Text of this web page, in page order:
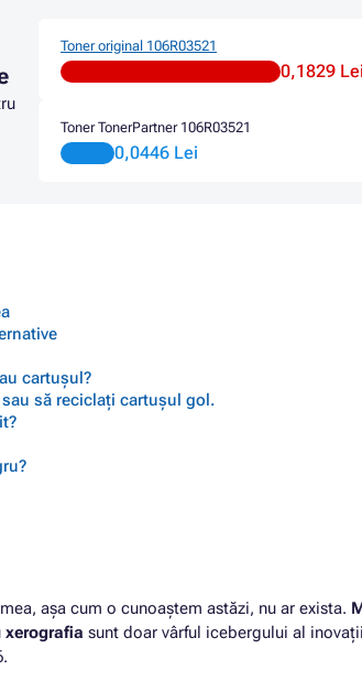
Toner original 106R03521
0,1829
Toner TonerPartner 106R03521
0,0446 Lei
cartușul?
să reciclați cartușul gol.
așa cum o cunoaștem astăzi, nu ar exista.
xerografia sunt doar vârful icebergului al